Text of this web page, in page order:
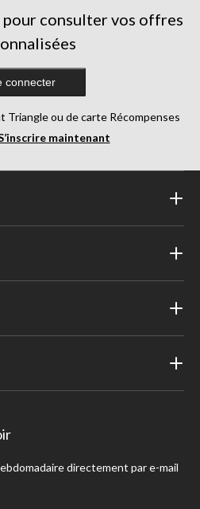
pour consulter vos offres
connecter
Triangle ou de carte Récompenses
maintenant
directement par e-mail